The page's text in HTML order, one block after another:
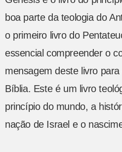
boa parte da teologia do
o primeiro livro do
essencial compreender o
mensagem deste livro
Bíblia. Este é um livro
princípio do mundo, a
nação de Israel e o